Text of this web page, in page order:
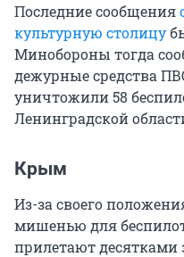
Последние сообщения
культурную столицу
Минобороны тогда
дежурные средства
уничтожили 58
Ленинградской
Крым
Из-за своего
мишенью для
прилетают десятками